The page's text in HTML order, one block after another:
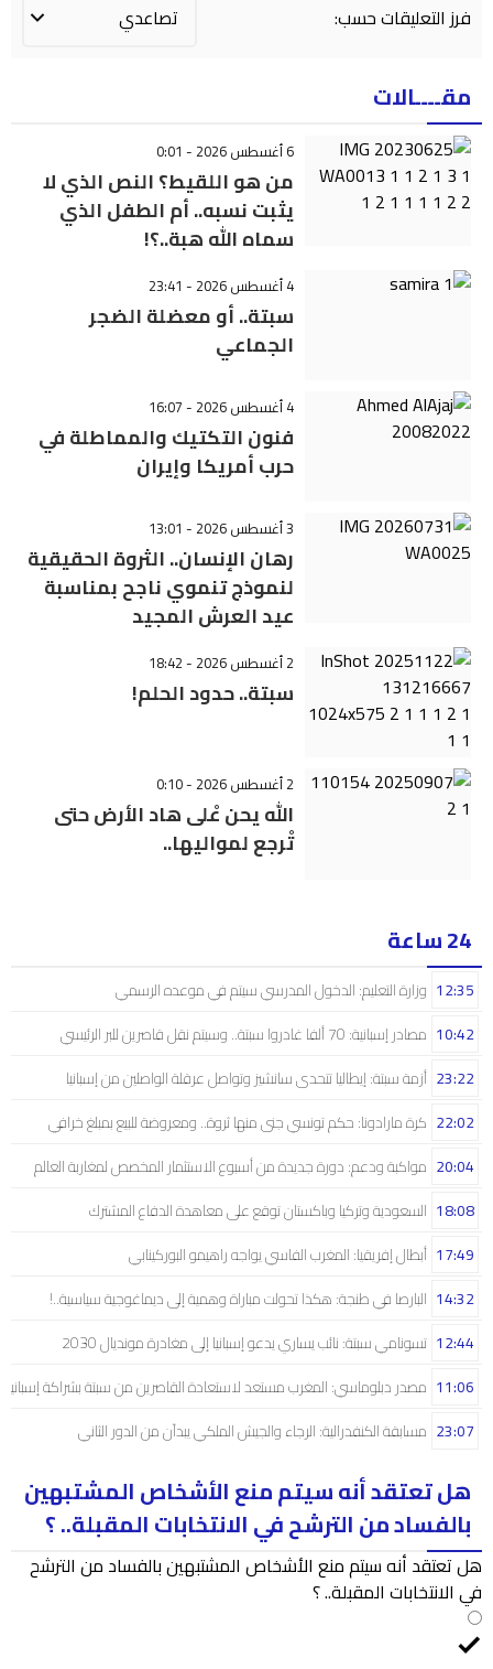
فرز التعليقات حسب:
مقــــالات
6 أغسطس 2026 - 0:01
من هو اللقيط؟ النص الذي لا
يثبت نسبه.. أم الطفل الذي
سماه الله هبة..؟!
4 أغسطس 2026 - 23:41
سبتة.. أو معضلة الضجر
الجماعي
4 أغسطس 2026 - 16:07
فنون التكتيك والمماطلة في
حرب أمريكا وإيران
3 أغسطس 2026 - 13:01
رهان الإنسان.. الثروة الحقيقية
لنموذج تنموي ناجح بمناسبة
عيد العرش المجيد
2 أغسطس 2026 - 18:42
سبتة.. حدود الحلم!
2 أغسطس 2026 - 0:10
الله يحن عْلى هاد الأرض حتى
تْرجع لمواليها..
24 ساعة
وزارة التعليم: الدخول المدرسي سیتم في موعده الرسمي 12:35
مصادر إسبانية: 70 ألفا غادروا سبتة.. وسيتم نقل قاصرين للبر الرئيسي 10:42
أزمة سبتة: إيطاليا تتحدى سانشيز وتواصل عرقلة الواصلين من إسبانيا 23:22
كرة مارادونا: حكم تونسي جنى منها ثروة.. ومعروضة للبيع بمبلغ خرافي 22:02
مواكبة ودعم: دورة جديدة من أسبوع الاستثمار المخصص لمغاربة العالم 20:04
السعودية وتركيا وباكستان توقع على معاهدة الدفاع المشترك 18:08
أبطال إفريقيا: المغرب الفاسي يواجه راهيمو البوركينابي 17:49
البارصا في طنجة: هكذا تحولت مباراة وهمية إلى ديماغوجية سياسية..! 14:32
تسونامي سبتة: نائب يساري يدعو إسبانيا إلى مغادرة مونديال 2030 12:44
مصدر دبلوماسي: المغرب مستعد لاستعادة القاصرين من سبتة بشراكة إسبانية 11:06
مسابقة الكنفدرالية: الرجاء والجيش الملكي يبدآن من الدور الثاني 23:07
هل تعتقد أنه سيتم منع الأشخاص المشتبهين
بالفساد من الترشح في الانتخابات المقبلة.. ؟
هل تعتقد أنه سيتم منع الأشخاص المشتبهين بالفساد من الترشح
في الانتخابات المقبلة.. ؟